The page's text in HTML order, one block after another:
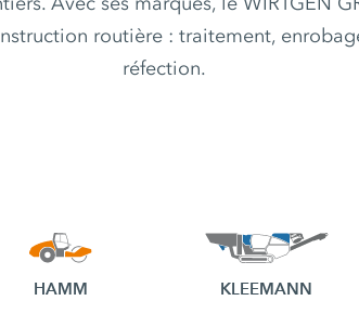
routière : traitement,
réfection.
HAMM KLEEMANN